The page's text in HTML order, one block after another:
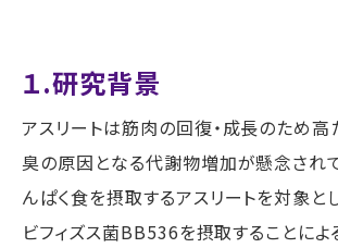
１.研究背景
アスリートは筋肉の回復・成長のため
臭の原因となる代謝物増加が懸念され
んぱく食を摂取するアスリートを対象と
ビフィズス菌BB536を摂取することに